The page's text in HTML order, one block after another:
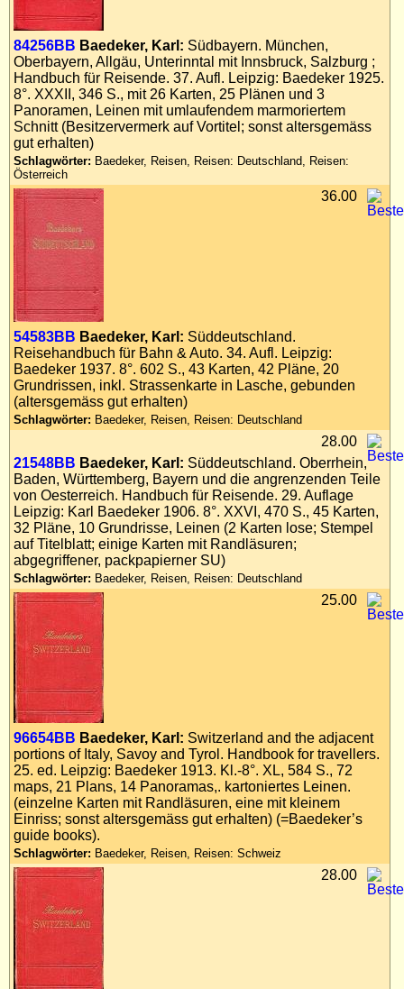
84256BB Baedeker, Karl: Südbayern. München,
Oberbayern, Allgäu, Unterinntal mit Innsbruck, Salzburg ;
Handbuch für Reisende. 37. Aufl. Leipzig: Baedeker 1925.
8°. XXXII, 346 S., mit 26 Karten, 25 Plänen und 3
Panoramen, Leinen mit umlaufendem marmoriertem
Schnitt (Besitzervermerk auf Vortitel; sonst altersgemäss
gut erhalten)
Schlagwörter: Baedeker, Reisen, Reisen: Deutschland, Reisen:
Österreich
54583BB Baedeker, Karl: Süddeutschland.
Reisehandbuch für Bahn & Auto. 34. Aufl. Leipzig:
Baedeker 1937. 8°. 602 S., 43 Karten, 42 Pläne, 20
Grundrissen, inkl. Strassenkarte in Lasche, gebunden
(altersgemäss gut erhalten)
Schlagwörter: Baedeker, Reisen, Reisen: Deutschland
36.00
21548BB Baedeker, Karl: Süddeutschland. Oberrhein,
Baden, Württemberg, Bayern und die angrenzenden Teile
von Oesterreich. Handbuch für Reisende. 29. Auflage
Leipzig: Karl Baedeker 1906. 8°. XXVI, 470 S., 45 Karten,
32 Pläne, 10 Grundrisse, Leinen (2 Karten lose; Stempel
auf Titelblatt; einige Karten mit Randläsuren;
abgegriffener, packpapierner SU)
Schlagwörter: Baedeker, Reisen, Reisen: Deutschland
28.00
96654BB Baedeker, Karl: Switzerland and the adjacent
portions of Italy, Savoy and Tyrol. Handbook for travellers.
25. ed. Leipzig: Baedeker 1913. Kl.-8°. XL, 584 S., 72
maps, 21 Plans, 14 Panoramas,. kartoniertes Leinen.
(einzelne Karten mit Randläsuren, eine mit kleinem
Einriss; sonst altersgemäss gut erhalten) (=Baedeker’s
guide books).
Schlagwörter: Baedeker, Reisen, Reisen: Schweiz
25.00
28.00